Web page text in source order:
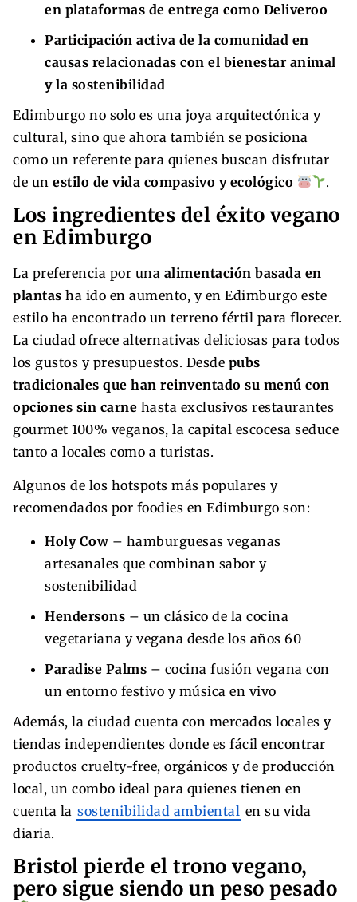
en plataformas de entrega como Deliveroo
Participación activa de la comunidad en
causas relacionadas con el bienestar animal
y la sostenibilidad
Edimburgo no solo es una joya arquitectónica y
cultural, sino que ahora también se posiciona
como un referente para quienes buscan disfrutar
de un estilo de vida compasivo y ecológico .
Los ingredientes del éxito vegano
en Edimburgo
La preferencia por una alimentación basada en
plantas ha ido en aumento, y en Edimburgo este
estilo ha encontrado un terreno fértil para florecer.
La ciudad ofrece alternativas deliciosas para todos
los gustos y presupuestos. Desde pubs
tradicionales que han reinventado su menú con
opciones sin carne hasta exclusivos restaurantes
gourmet 100% veganos, la capital escocesa seduce
tanto a locales como a turistas.
Algunos de los hotspots más populares y
recomendados por foodies en Edimburgo son:
Holy Cow – hamburguesas veganas
artesanales que combinan sabor y
sostenibilidad
Hendersons – un clásico de la cocina
vegetariana y vegana desde los años 60
Paradise Palms – cocina fusión vegana con
un entorno festivo y música en vivo
Además, la ciudad cuenta con mercados locales y
tiendas independientes donde es fácil encontrar
productos cruelty-free, orgánicos y de producción
local, un combo ideal para quienes tienen en
cuenta la sostenibilidad ambiental en su vida
diaria.
Bristol pierde el trono vegano,
pero sigue siendo un peso pesado